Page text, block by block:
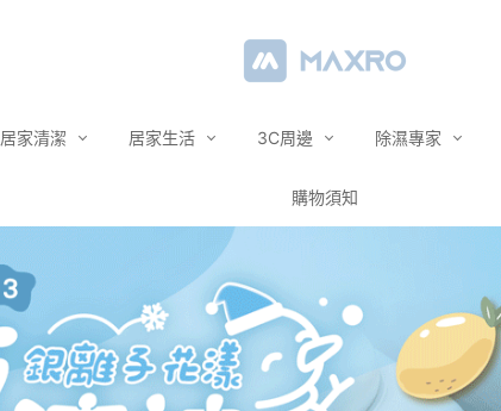
居家清潔 居家生活 3C周邊 除濕專家
購物須知